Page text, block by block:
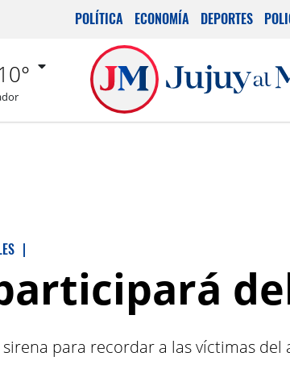
POLÍTICA ECONOMÍA DEPORTES
|
sirena para recordar a las víctimas del